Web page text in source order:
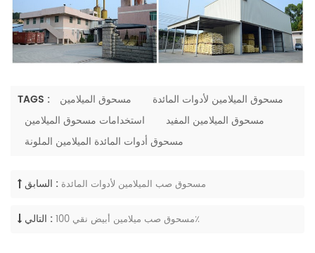
TAGS : مسحوق الميلامين
مسحوق الميلامين لأدوات المائدة
استخدامات مسحوق الميلامين
مسحوق الميلامين المفيد
مسحوق أدوات المائدة الميلامين الملونة
السابق : مسحوق صب الميلامين لأدوات المائدة
التالي : مسحوق صب ميلامين أبيض نقي 100٪